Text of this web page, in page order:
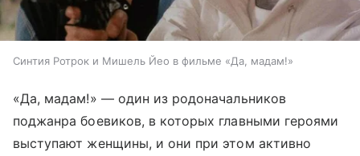
Синтия Ротрок и Мишель Йео в фильме «Да, мадам!»
«Да, мадам!» — один из родоначальников
поджанра боевиков, в которых главными героями
выступают женщины, и они при этом активно